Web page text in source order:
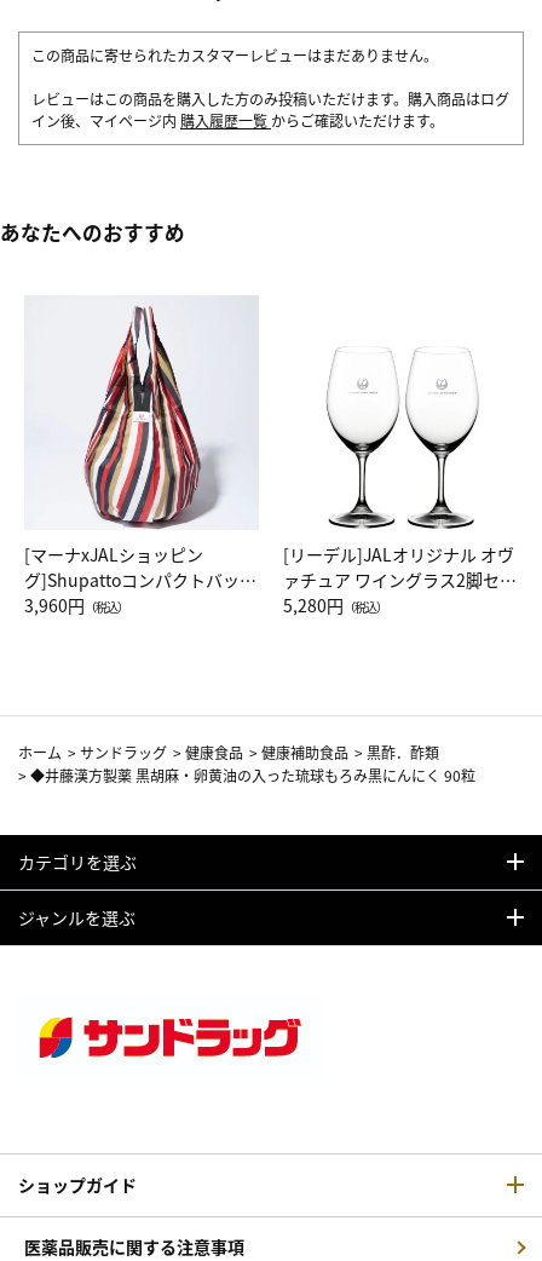
この商品に寄せられたカスタマーレビューはまだありません。
レビューはこの商品を購入した方のみ投稿いただけます。購入商品はログ
イン後、マイページ内 購入履歴一覧 からご確認いただけます。
あなたへのおすすめ
[マーナxJALショッピン
グ]Shupattoコンパクトバッグ
Drop JAL客室乗務員（LC）ス
3,960円 （税込）
[リーデル]JALオリジナル オヴ
ァチュア ワイングラス2脚セッ
ト（レッドワイン）
5,280円 （税込）
ホーム >サンドラッグ >健康食品 >健康補助食品 >黒酢．酢類
>◆井藤漢方製薬 黒胡麻・卵黄油の入った琉球もろみ黒にんにく 90粒
カテゴリを選ぶ
ジャンルを選ぶ
ショップガイド
医薬品販売に関する注意事項